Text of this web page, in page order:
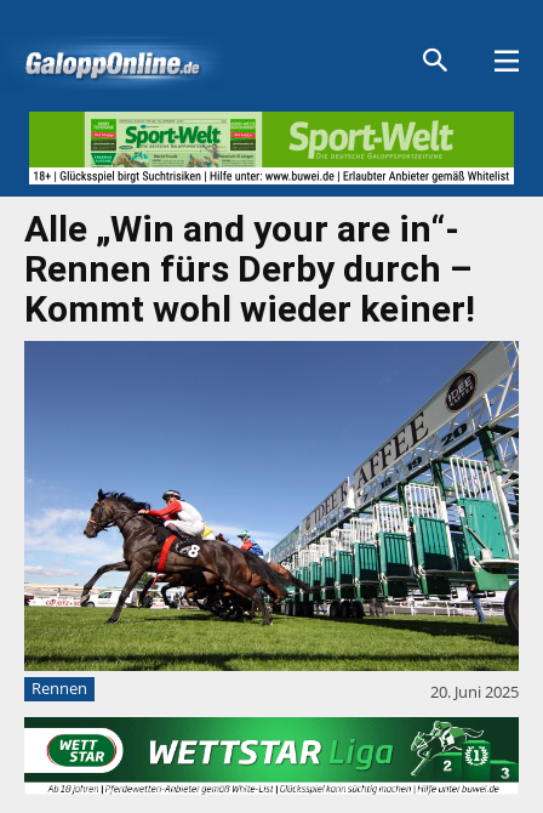
Alle „Win and your are in“-
Rennen fürs Derby durch –
Kommt wohl wieder keiner!
Rennen 20. Juni 2025